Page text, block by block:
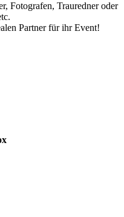
Fotografen, Trauredner oder
Partner für ihr Event!